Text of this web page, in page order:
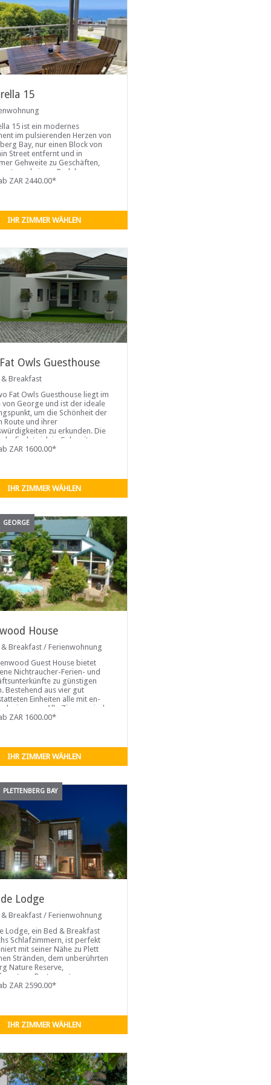
15
15 ist ein modernes
im pulsierenden Herzen von
Bay, nur einen Block von
Street entfernt und in
Gehweite zu Geschäften,
und einem Padel-
Das Apartment liegt
für einen ruhigen und
ZAR 2440.00*
IHR ZIMMER WÄHLEN
Owls Guesthouse
Breakfast
Fat Owls Guesthouse liegt im
von George und ist der ideale
um die Schönheit der
Route und ihrer
zu erkunden. Die
befindet sich in Gehweite von
Restaurants, Museen,
ZAR 1600.00*
IHR ZIMMER WÄHLEN
GEORGE
House
Breakfast / Ferienwohnung
Guest House bietet
Nichtraucher-Ferien- und
zu günstigen
Bestehend aus vier gut
Einheiten alle mit en-
Alle Zimmer sind
eingerichtet und
ZAR 1600.00*
IHR ZIMMER WÄHLEN
PLETTENBERG BAY
Lodge
Breakfast / Ferienwohnung
Lodge, ein Bed & Breakfast
Schlafzimmern, ist perfekt
mit seiner Nähe zu Plett
Stränden, dem unberührten
Nature Reserve,
Restaurants,
(einschließlich
ZAR 2590.00*
IHR ZIMMER WÄHLEN